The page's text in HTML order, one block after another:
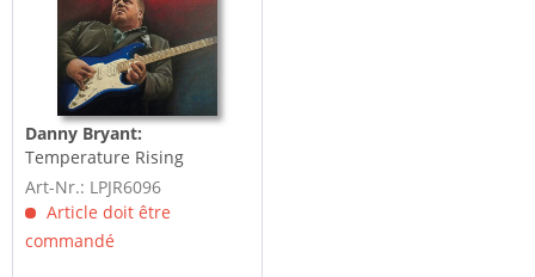
Danny Bryant:
Temperature Rising
Art-Nr.: LPJR6096
Article doit être
commandé